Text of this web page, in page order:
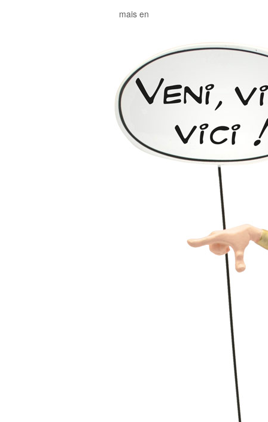
mais en